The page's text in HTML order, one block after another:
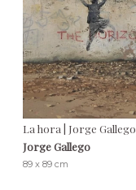
La hora | Jorge Gallego
Jorge Gallego
89 x 89 cm